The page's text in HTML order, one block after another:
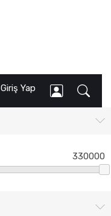
Giriş Yap
330000